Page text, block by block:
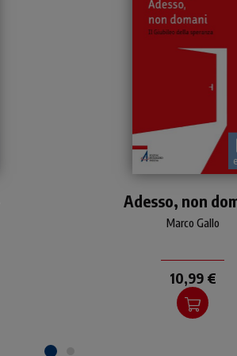
speranza
Marco Gallo
Adesso, non
10,99 €